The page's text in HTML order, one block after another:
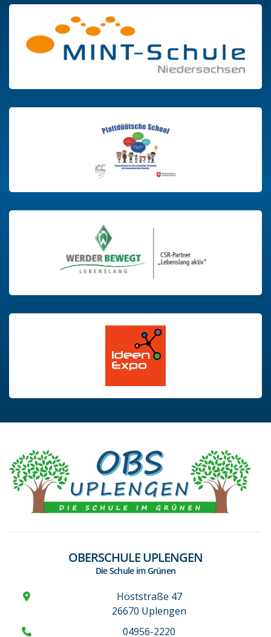
OBERSCHULE UPLENGEN
Die Schule im Grünen
Höststraße 47
26670 Uplengen
04956-2220